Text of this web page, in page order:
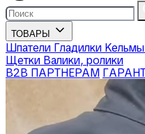
ТОВАРЫ
Шпатели Гладилки Кельмы
Щетки Валики, ролики
В2В ПАРТНЕРАМ